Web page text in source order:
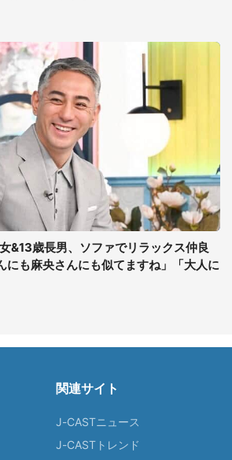
&13歳長男、ソファでリラックス仲良
にも麻央さんにも似てますね」「大人に
関連サイト
J-CASTニュース
J-CASTトレンド